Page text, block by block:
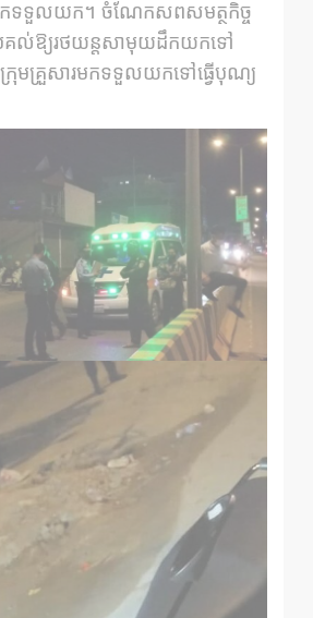
កទទួលយក។ ចំណែកសពសមត្ថកិច្ច
គល់ឱ្យរថយន្តសាមុយដឹកយកទៅ
ក្រុមគ្រួសារមកទទួលយកទៅធ្វើបុណ្យ